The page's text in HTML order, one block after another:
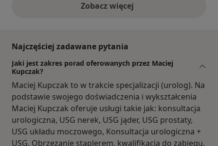
Zobacz więcejopinie powyżej
Najczęściej zadawane pytania
Jaki jest zakres porad oferowanych przez Maciej
Kupczak?
Maciej Kupczak to w trakcie specjalizacji (urolog). Na
podstawie swojego doświadczenia i wykształcenia
Maciej Kupczak oferuje usługi takie jak: konsultacja
urologiczna, USG nerek, USG jąder, USG prostaty,
USG układu moczowego, Konsultacja urologiczna +
USG, Obrzezanie staplerem, kwalifikacja do zabiegu,